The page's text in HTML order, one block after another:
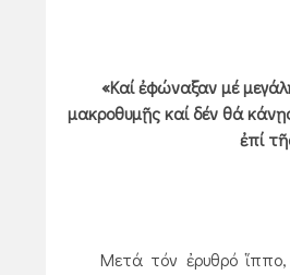
«Καί ἐφώναξαν μέ
μακροθυμῇς καί δέν θά
ἐπί
Μετά τόν ἐρυθρό ἵππο,